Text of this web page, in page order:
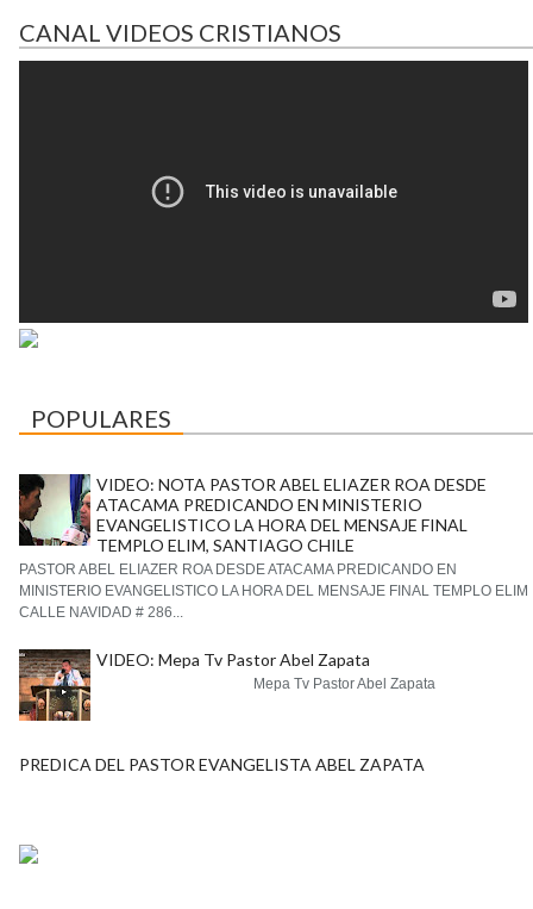
CANAL VIDEOS CRISTIANOS
POPULARES
VIDEO: NOTA PASTOR ABEL ELIAZER ROA DESDE
ATACAMA PREDICANDO EN MINISTERIO
EVANGELISTICO LA HORA DEL MENSAJE FINAL
TEMPLO ELIM, SANTIAGO CHILE
PASTOR ABEL ELIAZER ROA DESDE ATACAMA PREDICANDO EN
MINISTERIO EVANGELISTICO LA HORA DEL MENSAJE FINAL TEMPLO ELIM
CALLE NAVIDAD # 286...
VIDEO: Mepa Tv Pastor Abel Zapata
Mepa Tv Pastor Abel Zapata
PREDICA DEL PASTOR EVANGELISTA ABEL ZAPATA